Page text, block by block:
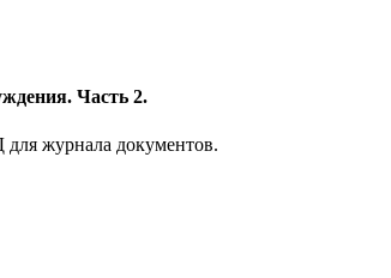
Часть 2.
журнала документов.